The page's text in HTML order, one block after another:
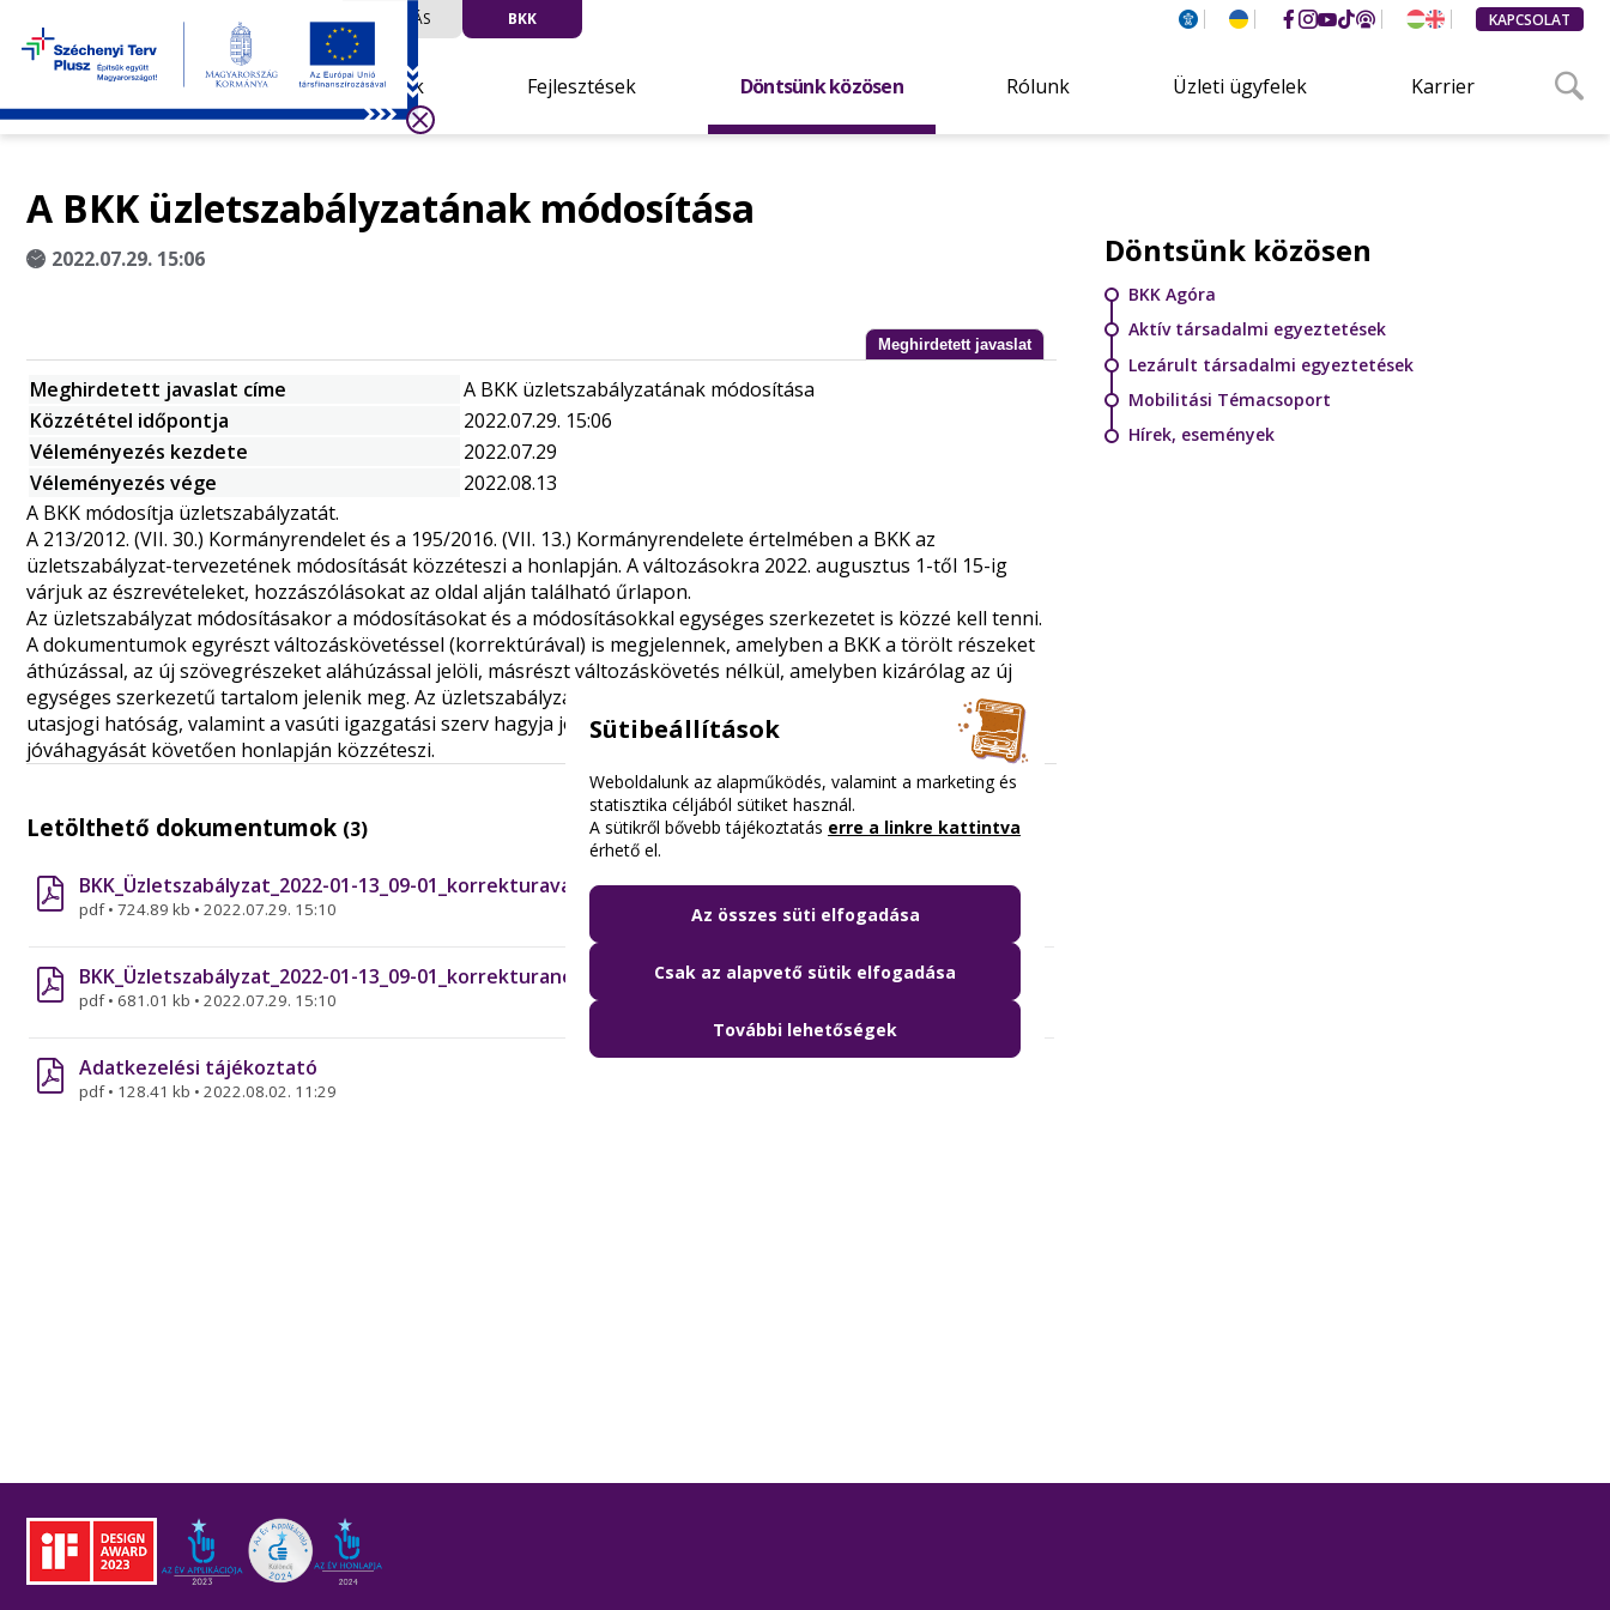
UTAZÁS BKK KAPCSOLAT
Hírek Fejlesztések Döntsünk közösen Rólunk Üzleti ügyfelek Karrier
A BKK üzletszabályzatának módosítása
2022.07.29. 15:06
Meghirdetett javaslat
Meghirdetett javaslat címe
A BKK üzletszabályzatának módosítása
Közzététel időpontja
2022.07.29. 15:06
Véleményezés kezdete
2022.07.29
Véleményezés vége
2022.08.13
A BKK módosítja üzletszabályzatát.
A 213/2012. (VII. 30.) Kormányrendelet és a 195/2016. (VII. 13.) Kormányrendelete értelmében a BKK az
üzletszabályzat-tervezetének módosítását közzéteszi a honlapján. A változásokra 2022. augusztus 1-től 15-ig
várjuk az észrevételeket, hozzászólásokat az oldal alján található űrlapon.
Az üzletszabályzat módosításakor a módosításokat és a módosításokkal egységes szerkezetet is közzé kell tenni.
A dokumentumok egyrészt változáskövetéssel (korrektúrával) is megjelennek, amelyben a BKK a törölt részeket
áthúzással, az új szövegrészeket aláhúzással jelöli, másrészt változáskövetés nélkül, amelyben kizárólag az új
egységes szerkezetű tartalom jelenik meg. Az üzletszabályzat módosítását az autóbuszos piacfelügyeleti és
utasjogi hatóság, valamint a vasúti igazgatási szerv hagyja jóvá. A BKK a módosított üzletszabályzatot, annak
jóváhagyását követően honlapján közzéteszi.
Letölthető dokumentumok (3)
BKK_Üzletszabályzat_2022-01-13_09-01_korrekturaval
pdf• 724.89 kb • 2022.07.29. 15:10
BKK_Üzletszabályzat_2022-01-13_09-01_korrekturanelkul
pdf• 681.01 kb • 2022.07.29. 15:10
Adatkezelési tájékoztató
pdf• 128.41 kb • 2022.08.02. 11:29
Döntsünk közösen
BKK Agóra
Aktív társadalmi egyeztetések
Lezárult társadalmi egyeztetések
Mobilitási Témacsoport
Hírek, események
Sütibeállítások
Weboldalunk az alapműködés, valamint a marketing és
statisztika céljából sütiket használ.
A sütikről bővebb tájékoztatás erre a linkre kattintva
érhető el.
Az összes süti elfogadása
Csak az alapvető sütik elfogadása
További lehetőségek